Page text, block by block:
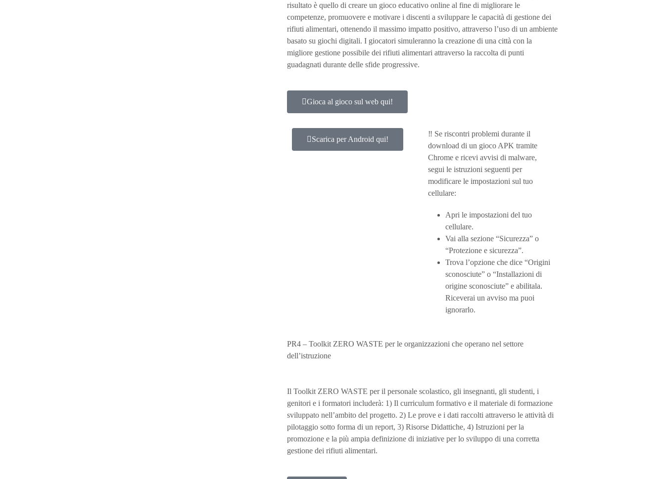
risultato è quello di creare un gioco educativo online al fine di migliorare le
competenze, promuovere e motivare i discenti a sviluppare le capacità di gestione dei
rifiuti alimentari, ottenendo il massimo impatto positivo, attraverso l’uso di un ambiente
basato su giochi digitali. I giocatori simuleranno la creazione di una città con la
migliore gestione possibile dei rifiuti alimentari attraverso la raccolta di punti
guadagnati durante delle sfide progressive.
Gioca al gioco sul web qui!
Scarica per Android qui!
‼️ Se riscontri problemi durante il
download di un gioco APK tramite
Chrome e ricevi avvisi di malware,
segui le istruzioni seguenti per
modificare le impostazioni sul tuo
cellulare:
Apri le impostazioni del tuo
cellulare.
Vai alla sezione “Sicurezza” o
“Protezione e sicurezza”.
Trova l’opzione che dice “Origini
sconosciute” o “Installazioni di
origine sconosciute” e abilitala.
Riceverai un avviso ma puoi
ignorarlo.
PR4 – Toolkit ZERO WASTE per le organizzazioni che operano nel settore
dell’istruzione
Il Toolkit ZERO WASTE per il personale scolastico, gli insegnanti, gli studenti, i
genitori e i formatori includerà: 1) Il curriculum formativo e il materiale di formazione
sviluppato nell’ambito del progetto. 2) Le prove e i dati raccolti attraverso le attività di
pilotaggio sotto forma di un report, 3) Risorse Didattiche, 4) Istruzioni per la
promozione e la più ampia definizione di iniziative per lo sviluppo di una corretta
gestione dei rifiuti alimentari.